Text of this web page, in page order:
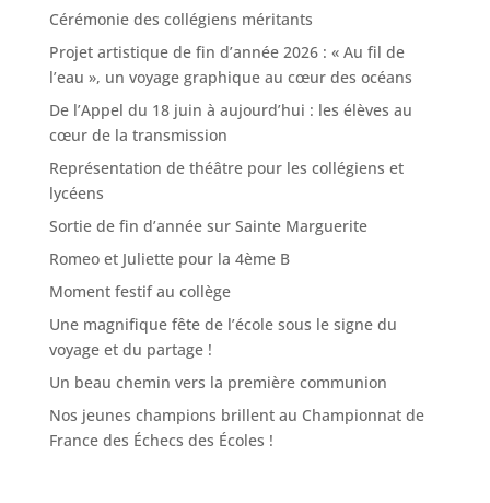
Cérémonie des collégiens méritants
Projet artistique de fin d’année 2026 : « Au fil de
l’eau », un voyage graphique au cœur des océans
De l’Appel du 18 juin à aujourd’hui : les élèves au
cœur de la transmission
Représentation de théâtre pour les collégiens et
lycéens
Sortie de fin d’année sur Sainte Marguerite
Romeo et Juliette pour la 4ème B
Moment festif au collège
Une magnifique fête de l’école sous le signe du
voyage et du partage !
Un beau chemin vers la première communion
Nos jeunes champions brillent au Championnat de
France des Échecs des Écoles !